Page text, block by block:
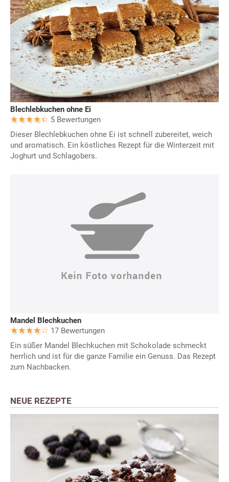
Blechlebkuchen ohne Ei
5 Bewertungen
Dieser Blechlebkuchen ohne Ei ist schnell zubereitet, weich
und aromatisch. Ein köstliches Rezept für die Winterzeit mit
Joghurt und Schlagobers.
Mandel Blechkuchen
17 Bewertungen
Ein süßer Mandel Blechkuchen mit Schokolade schmeckt
herrlich und ist für die ganze Familie ein Genuss. Das Rezept
zum Nachbacken.
NEUE REZEPTE